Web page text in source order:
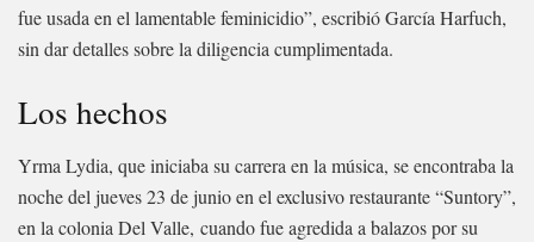
fue usada en el lamentable feminicidio”, escribió García Harfuch,
sin dar detalles sobre la diligencia cumplimentada.
Los hechos
Yrma Lydia, que iniciaba su carrera en la música, se encontraba la
noche del jueves 23 de junio en el exclusivo restaurante “Suntory”,
en la colonia Del Valle, cuando fue agredida a balazos por su